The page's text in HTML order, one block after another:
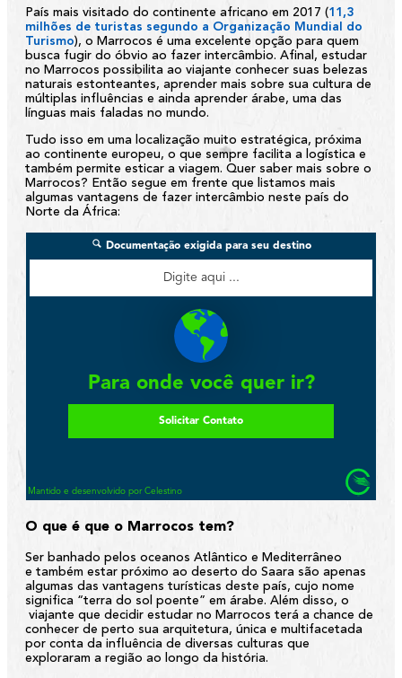
País mais visitado do continente africano em 2017 (11,3
milhões de turistas segundo a Organização Mundial do
Turismo), o Marrocos é uma excelente opção para quem
busca fugir do óbvio ao fazer intercâmbio. Afinal, estudar
no Marrocos possibilita ao viajante conhecer suas belezas
naturais estonteantes, aprender mais sobre sua cultura de
múltiplas influências e ainda aprender árabe, uma das
línguas mais faladas no mundo.
Tudo isso em uma localização muito estratégica, próxima
ao continente europeu, o que sempre facilita a logística e
também permite esticar a viagem. Quer saber mais sobre o
Marrocos? Então segue em frente que listamos mais
algumas vantagens de fazer intercâmbio neste país do
Norte da África:
O que é que o Marrocos tem?
Ser banhado pelos oceanos Atlântico e Mediterrâneo
e também estar próximo ao deserto do Saara são apenas
algumas das vantagens turísticas deste país, cujo nome
significa “terra do sol poente” em árabe. Além disso, o
viajante que decidir estudar no Marrocos terá a chance de
conhecer de perto sua arquitetura, única e multifacetada
por conta da influência de diversas culturas que
exploraram a região ao longo da história.